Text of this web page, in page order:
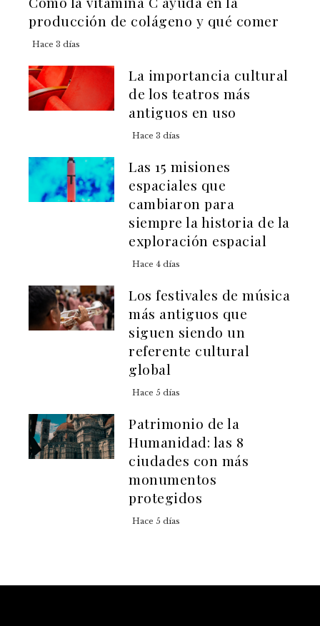
producción de colágeno y qué comer
Hace 3 días
La importancia cultural
de los teatros más
antiguos en uso
Hace 3 días
Las 15 misiones
espaciales que
cambiaron para
siempre la historia de la
exploración espacial
Hace 4 días
Los festivales de música
más antiguos que
siguen siendo un
referente cultural
global
Hace 5 días
Patrimonio de la
Humanidad: las 8
ciudades con más
monumentos
protegidos
Hace 5 días